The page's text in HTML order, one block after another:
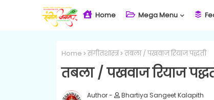
Home Mega Menu
Home संगीतशास्त्र तबला / पखवाज रियाज पद्धती
तबला / पखवाज रियाज
Bhartiya Sangeet Kalapith